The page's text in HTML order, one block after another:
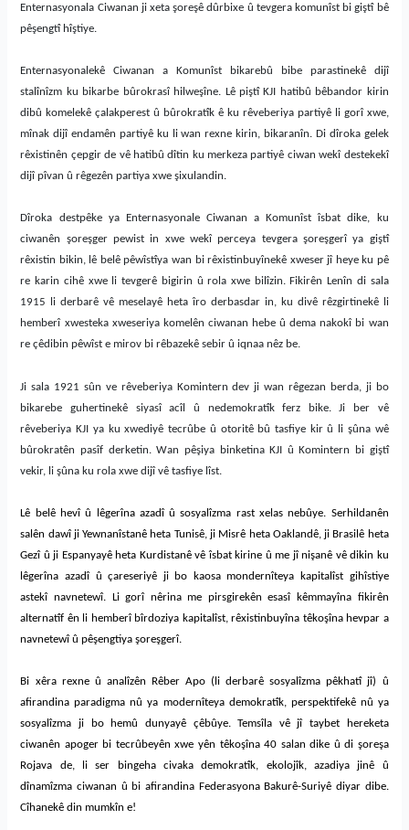
Enternasyonala Ciwanan ji xeta şoreşê dûrbixe û tevgera komunîst bi giştî bê
pêşengtî hîştiye.
Enternasyonalekê Ciwanan a Komunîst bikarebû bibe parastinekê dijî
stalînîzm ku bikarbe bûrokrasî hilweşîne. Lê piştî KJI hatibû bêbandor kirin
dibû komelekê çalakperest û bûrokratîk ê ku rêveberiya partiyê li gorî xwe,
mînak dijî endamên partiyê ku li wan rexne kirin, bikaranîn. Di dîroka gelek
rêxistinên çepgir de vê hatibû dîtin ku merkeza partiyê ciwan wekî destekekî
dijî pîvan û rêgezên partiya xwe şixulandin.
Dîroka destpêke ya Enternasyonale Ciwanan a Komunîst îsbat dike, ku
ciwanên şoreşger pewist in xwe wekî perceya tevgera şoreşgerî ya giştî
rêxistin bikin, lê belê pêwîstîya wan bi rêxistinbuyînekê xweser jî heye ku pê
re karin cihê xwe li tevgerê bigirin û rola xwe bilîzin. Fikirên Lenîn di sala
1915 li derbarê vê meselayê heta îro derbasdar in, ku divê rêzgirtinekê li
hemberî xwesteka xweseriya komelên ciwanan hebe û dema nakokî bi wan
re çêdibin pêwîst e mirov bi rêbazekê sebir û iqnaa nêz be.
Ji sala 1921 sûn ve rêveberiya Komintern dev ji wan rêgezan berda, ji bo
bikarebe guhertinekê siyasî acîl û nedemokratîk ferz bike. Ji ber vê
rêveberiya KJI ya ku xwediyê tecrûbe û otoritê bû tasfiye kir û li şûna wê
bûrokratên pasîf derketin. Wan pêşiya binketina KJI û Komintern bi giştî
vekir, li şûna ku rola xwe dijî vê tasfiye lîst.
Lê belê hevî û lêgerîna azadî û sosyalîzma rast xelas nebûye. Serhildanên
salên dawî ji Yewnanîstanê heta Tunisê, ji Misrê heta Oaklandê, ji Brasilê heta
Gezî û ji Espanyayê heta Kurdistanê vê îsbat kirine û me jî nişanê vê dikin ku
lêgerîna azadî û çareseriyê ji bo kaosa mondernîteya kapitalîst gihîstiye
astekî navnetewî. Li gorî nêrina me pirsgirekên esasî kêmmayîna fikirên
alternatîf ên li hemberî bîrdoziya kapitalîst, rêxistinbuyîna têkoşîna hevpar a
navnetewî û pêşengtiya şoreşgerî.
Bi xêra rexne û analîzên Rêber Apo (li derbarê sosyalîzma pêkhatî jî) û
afirandina paradigma nû ya modernîteya demokratîk, perspektifekê nû ya
sosyalîzma ji bo hemû dunyayê çêbûye. Temsîla vê jî taybet hereketa
ciwanên apoger bi tecrûbeyên xwe yên têkoşîna 40 salan dike û di şoreşa
Rojava de, li ser bingeha civaka demokratîk, ekolojîk, azadiya jinê û
dînamîzma ciwanan û bi afirandina Federasyona Bakurê-Suriyê diyar dibe.
Cîhanekê din mumkîn e!